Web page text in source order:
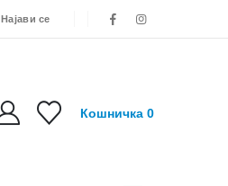
Најави се
Кошничка 0